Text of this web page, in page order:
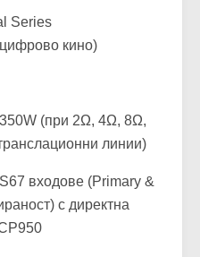
Series
кино)
350W (при 2Ω, 4Ω, 8Ω,
линии)
входове (Primary &
с директна